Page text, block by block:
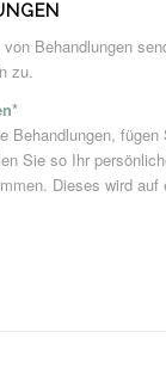
Behandlungen
zu.
Behandlungen, fügen
Sie so Ihr
Dieses wird